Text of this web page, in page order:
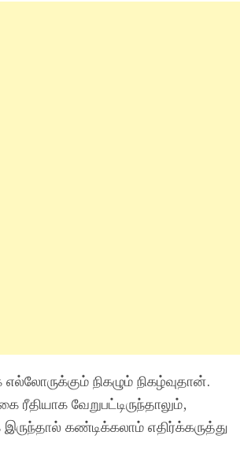
நிகழும் நிகழ்வுதான்.
வேறுபட்டிருந்தாலும்,
கண்டிக்கலாம் எதிர்க்கருத்து